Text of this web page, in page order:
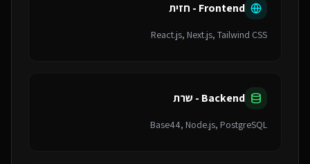
Frontend - חזית
React.js, Next.js, Tailwind CSS
Backend - שרת
Base44, Node.js, PostgreSQL